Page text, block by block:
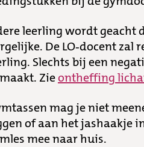
leerling wordt geacht
De LO-docent zal
Slechts bij een
Zieontheffing
mag je niet
of aan het jashaakje
mee naar huis.